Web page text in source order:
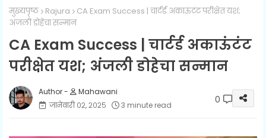
मुख्यपृष्ठ Rajura
CA Exam Success | चार्टर्ड अकाऊंटंट परीक्षेत यश;
अंजली डोहेचा सन्मान
CA Exam Success | चार्टर्ड अकाऊंटंट
परीक्षेत यश; अंजली डोहेचा सन्मान
Mahawani
जानेवारी ०२, २०२५
3 minute read 0